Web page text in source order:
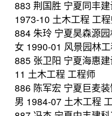
883 荆国胜 宁夏同丰
1973-10 土木工程 工
884 朱玲 宁夏昊森源
女 1990-01 风景园林
885 张卫阳 宁夏海惠
11 土木工程 工程师
886 陈军宏 宁夏巨麦
男 1984-07 土木工程